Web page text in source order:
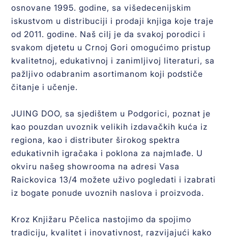
osnovane 1995. godine, sa višedecenijskim
iskustvom u distribuciji i prodaji knjiga koje traje
od 2011. godine. Naš cilj je da svakoj porodici i
svakom djetetu u Crnoj Gori omogućimo pristup
kvalitetnoj, edukativnoj i zanimljivoj literaturi, sa
pažljivo odabranim asortimanom koji podstiče
čitanje i učenje.
JUING DOO, sa sjedištem u Podgorici, poznat je
kao pouzdan uvoznik velikih izdavačkih kuća iz
regiona, kao i distributer širokog spektra
edukativnih igračaka i poklona za najmlađe. U
okviru našeg showrooma na adresi Vasa
Raickovica 13/4 možete uživo pogledati i izabrati
iz bogate ponude uvoznih naslova i proizvoda.
Kroz Knjižaru Pčelica nastojimo da spojimo
tradiciju, kvalitet i inovativnost, razvijajući kako